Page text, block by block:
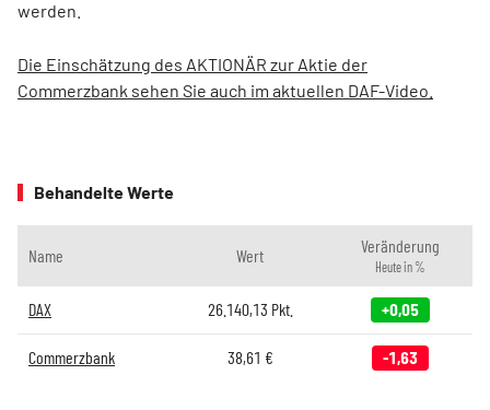
werden.
Die Einschätzung des AKTIONÄR zur Aktie der
Commerzbank sehen Sie auch im aktuellen DAF-Video.
Behandelte Werte
Name Wert Veränderung
Heute in %
DAX 26.140,13 Pkt. +0,05
Commerzbank 38,61 € -1,63